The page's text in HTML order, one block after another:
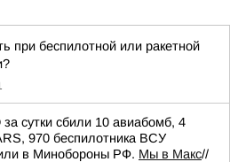
при беспилотной или ракетной
сутки сбили 10 авиабомб, 4
970 беспилотника ВСУ
в Минобороны РФ. Мы в Макс//